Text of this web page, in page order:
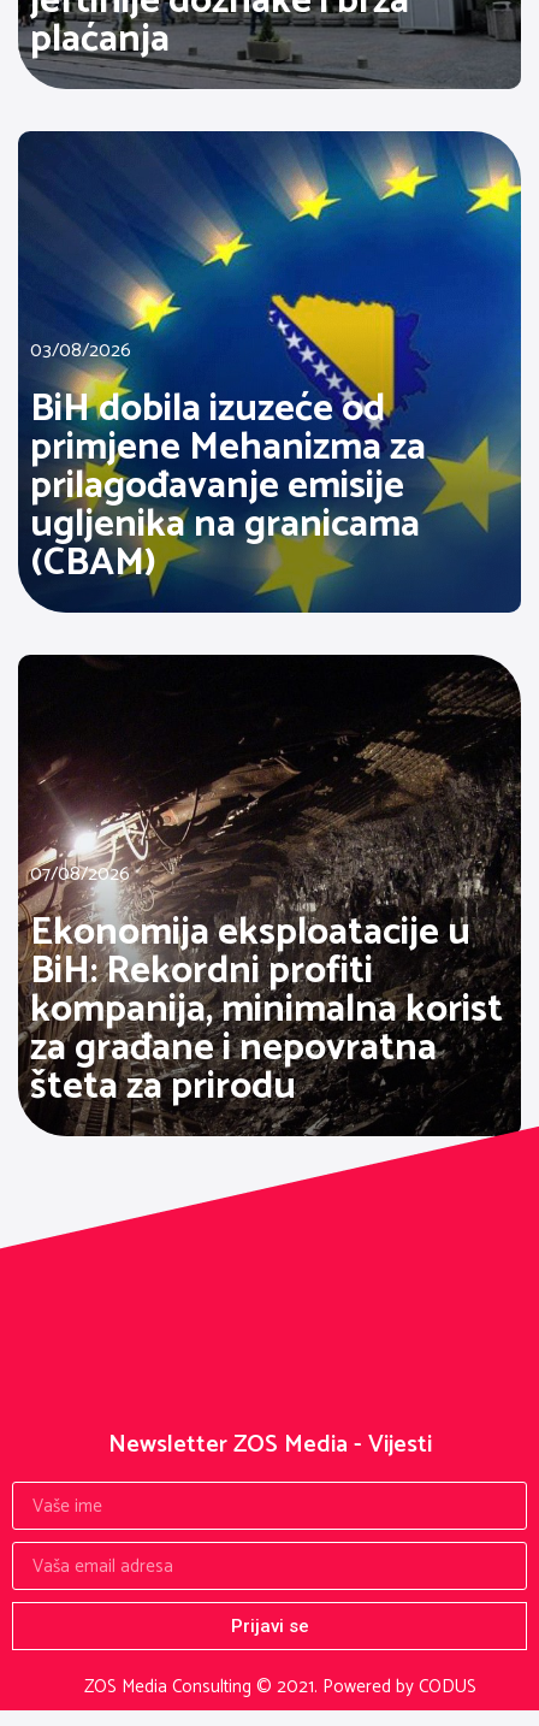
plaćanja
03/08/2026
BiH dobila izuzeće od
primjene Mehanizma za
prilagođavanje emisije
ugljenika na granicama
(CBAM)
07/08/2026
Ekonomija eksploatacije u
BiH: Rekordni profiti
kompanija, minimalna korist
za građane i nepovratna
šteta za prirodu
ZOS Media Consulting © 2021. Powered by CODUS
Newsletter ZOS Media - Vijesti
Prijavi se